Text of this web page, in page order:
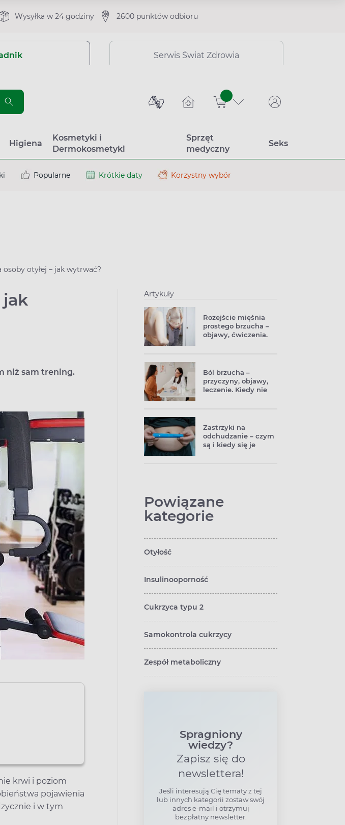
Wysyłka w 24 godziny 2600 punktów odbioru
Serwis Świat Zdrowia
sztuk
Higiena
Kosmetyki i
Dermokosmetyki
Sprzęt
medyczny
Seks
Popularne Krótkie daty Korzystny wybór
otyłej – jak wytrwać?
jak
niż sam trening.
krwi i poziom
pojawienia
i w tym
Artykuły
Rozejście mięśnia
prostego brzucha –
objawy, ćwiczenia.
Ból brzucha –
przyczyny, objawy,
leczenie. Kiedy nie
Zastrzyki na
odchudzanie – czym
są i kiedy się je
Powiązane
kategorie
Otyłość
Insulinooporność
Cukrzyca typu 2
Samokontrola cukrzycy
Zespół metaboliczny
Spragniony
wiedzy?
Zapisz się do
newslettera!
Jeśli interesują Cię tematy z tej
lub innych kategorii zostaw swój
adres e-mail i otrzymuj
bezpłatny newsletter.